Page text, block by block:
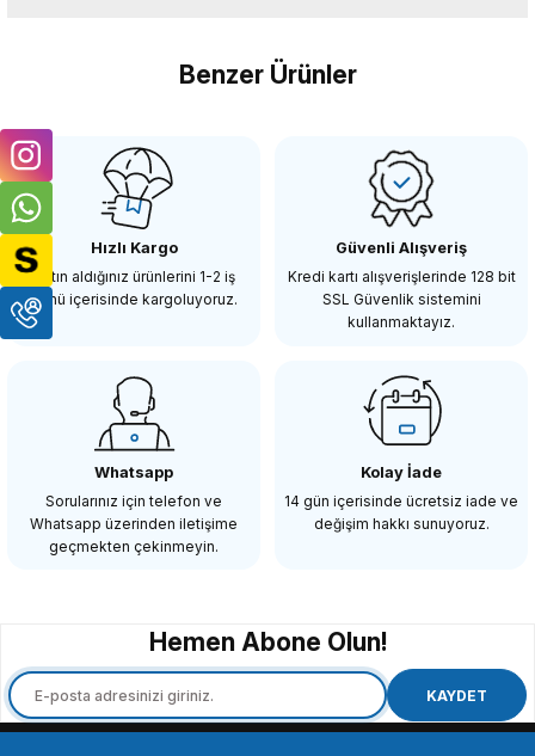
Yorum Yaz
Benzer Ürünler
OEM
OEM Marka SDI Bağlantı Tam Metal Bağlantı Konektör
479,51 TL
OEM Marka SDI-T Dişi Erkek SDI Bağlantı Konektör
387,08 TL
OEM Marka SDI-B Dişi Dişi SDI Uzatma Konektör
Hızlı Kargo
Satın aldığınız ürünlerini 1-2 iş
günü içerisinde kargoluyoruz.
Güvenli Alışveriş
Kredi kartı alışverişlerinde 128 bit
SSL Güvenlik sistemini
kullanmaktayız.
Whatsapp
Sorularınız için telefon ve
Whatsapp üzerinden iletişime
geçmekten çekinmeyin.
Kolay İade
14 gün içerisinde ücretsiz iade ve
değişim hakkı sunuyoruz.
Hemen Abone Olun!
KAYDET